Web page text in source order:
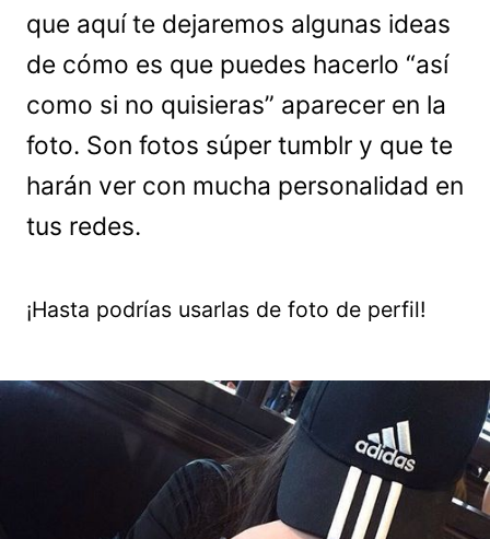
que aquí te dejaremos algunas ideas
de cómo es que puedes hacerlo “así
como si no quisieras” aparecer en la
foto. Son fotos súper tumblr y que te
harán ver con mucha personalidad en
tus redes.
¡Hasta podrías usarlas de foto de perfil!